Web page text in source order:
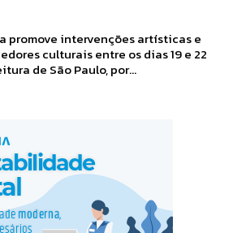
promove intervenções artísticas e
culturais entre os dias 19 e 22
A Prefeitura de São Paulo, por...